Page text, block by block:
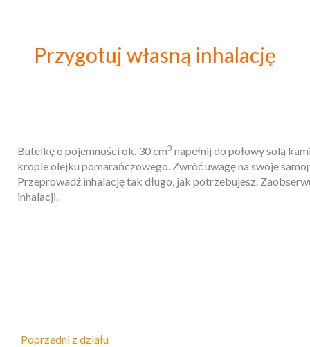
Przygotuj własną inhalację
Butelkę o pojemności ok. 30 cm3 napełnij do połowy solą
krople olejku pomarańczowego. Zwróć uwagę na swoje
Przeprowadź inhalację tak długo, jak potrzebujesz.
inhalacji.
Poprzedni z działu